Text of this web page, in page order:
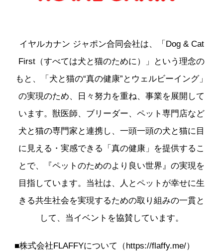
イヤルカナン ジャポン合同会社は、「Dog & Cat
First（すべては犬と猫のために）」という理念の
もと、「犬と猫の“真の健康”とウェルビーイング」
の実現のため、日々努力を重ね、事業を展開して
います。獣医師、ブリーダー、ペット専門店など
犬と猫の専門家と連携し、一頭一頭の犬と猫に目
に見える・実感できる「真の健康」を提供するこ
とで、『ペットのためのより良い世界』の実現を
目指しています。当社は、人とペットが幸せに生
きる共生社会を実現するための取り組みの一貫と
して、当イベントを協賛しています。
■株式会社FLAFFYについて（https://flaffy.me/）